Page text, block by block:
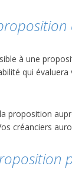
à une
qui
proposition
créanciers